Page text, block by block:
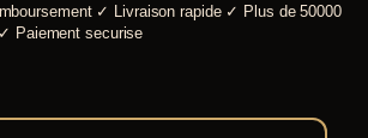
✓ Livraison rapide ✓ Plus de 50000
✓ Paiement securise